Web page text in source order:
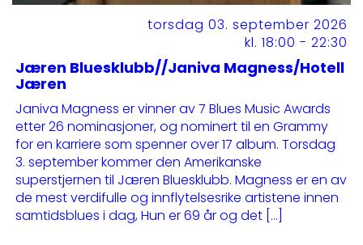
torsdag 03. september 2026
kl. 18:00 - 22:30
Jæren Bluesklubb//Janiva Magness/Hotell
Jæren
Janiva Magness er vinner av 7 Blues Music Awards
etter 26 nominasjoner, og nominert til en Grammy
for en karriere som spenner over 17 album. Torsdag
3. september kommer den Amerikanske
superstjernen til Jæren Bluesklubb. Magness er en av
de mest verdifulle og innflytelsesrike artistene innen
samtidsblues i dag, Hun er 69 år og det […]